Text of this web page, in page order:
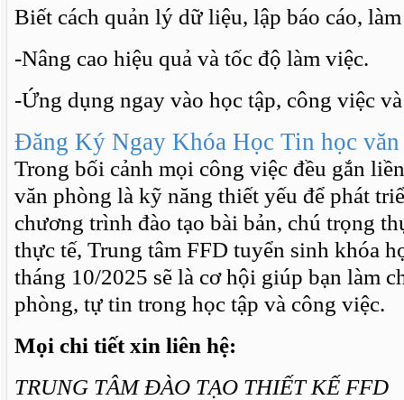
Biết cách quản lý dữ liệu, lập báo cáo,
-Nâng cao hiệu quả và tốc độ làm việc.
-Ứng dụng ngay vào học tập, công việc
Đăng Ký Ngay Khóa Học Tin học văn
Trong bối cảnh mọi công việc đều gắn
văn phòng là kỹ năng thiết yếu để phát
chương trình đào tạo bài bản, chú trọng
thực tế, Trung tâm FFD tuyển sinh khóa
tháng 10/2025 sẽ là cơ hội giúp bạn làm
phòng, tự tin trong học tập và công việc.
Mọi chi tiết xin liên hệ:
TRUNG TÂM ĐÀO TẠO THIẾT KẾ FFD